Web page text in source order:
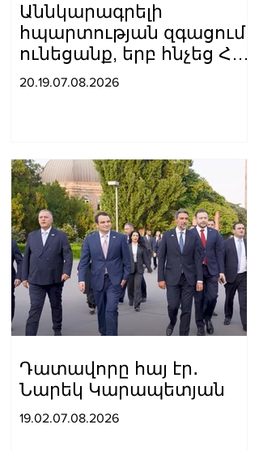
Աննկարագրելի
հպարտության զգացում
ունեցանք, երբ հնչեց ՀՀ
օրհներգը, ու
հունահռոմեական և
ազատ ոճի ըմբշամարտի
պատանեկան
հավաքականների
անդամներին
20.19.07.08.2026
Դատավորը հայ էր․
Նարեկ Կարապետյան
19.02.07.08.2026